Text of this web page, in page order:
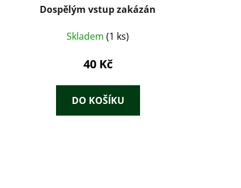
Dospělým vstup zakázán
Skladem(1 ks)
40 Kč
DO KOŠÍKU